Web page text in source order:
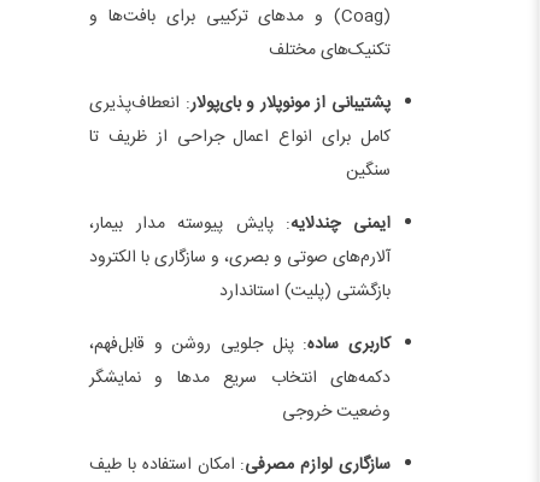
(Coag) و مدهای ترکیبی برای بافت‌ها و
تکنیک‌های مختلف
پشتیبانی از مونوپلار و بای‌پولار: انعطاف‌پذیری
کامل برای انواع اعمال جراحی از ظریف تا
سنگین
ایمنی چندلایه: پایش پیوسته مدار بیمار،
آلارم‌های صوتی و بصری، و سازگاری با الکترود
بازگشتی (پلیت) استاندارد
کاربری ساده: پنل جلویی روشن و قابل‌فهم،
دکمه‌های انتخاب سریع مدها و نمایشگر
وضعیت خروجی
سازگاری لوازم مصرفی: امکان استفاده با طیف